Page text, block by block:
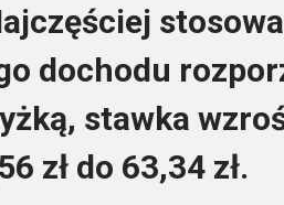
dochodu
stawka
zł do 63,34 zł.